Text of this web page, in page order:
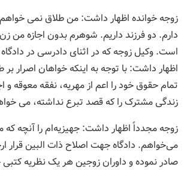
زوجه خوانده اظهار داشت: من طلاق نمی
دارم. دو فرزند داریم. شوهرم بدون اجازه من
است. وکیل زوجه که در اثنای دادرسی در
اظهار داشت: با توجه به اینکه خواهان اصرار بر
تمام حقوق خود را اعم از مهریه، نفقه معوقه و
زندگی مشترک را که قصد تبرع نداشته، می
زوجه مجدداً اظهار داشت: جهیزیه‌ام را آنچه
می‌خواهم. دادگاه جهت اصلاح ذات البین قرار
صادر نموده و داوران زوجین هر یک نظریه کتبی